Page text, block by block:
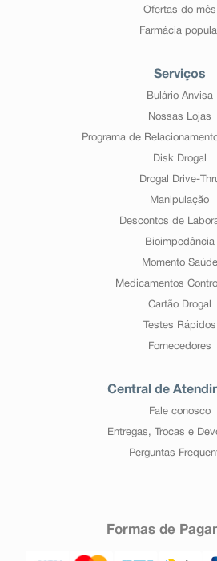
Ofertas do mês
Farmácia
Serviços
Bulário Anvisa
Nossas Lojas
Programa de
Disk Drogal
Drogal Drive-
Manipulação
Descontos de
Bioimpedância
Momento Saúde
Medicamentos
Cartão Drogal
Testes Rápidos
Fornecedores
Central de
Fale conosco
Entregas, Trocas e
Perguntas
Formas de